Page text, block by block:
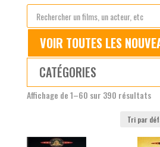
Recherche
produits
VOIR TOUTES LES
CATÉGORIES
Affichage de 1–60 sur 390 résultats